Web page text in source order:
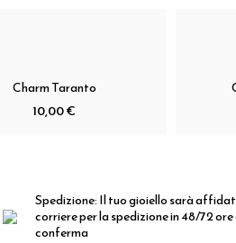
Charm Taranto
10,00 €
Spedizione:Il tuo gioiello sarà
corriere per la spedizione in 48/72
conferma